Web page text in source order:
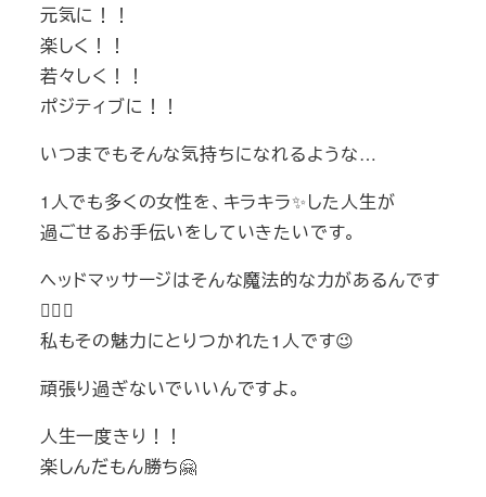
元気に！！
楽しく！！
若々しく！！
ポジティブに！！
いつまでもそんな気持ちになれるような…
1人でも多くの女性を、キラキラ✨した人生が
過ごせるお手伝いをしていきたいです。
ヘッドマッサージはそんな魔法的な力があるんです
🧙‍♀️✨
私もその魅力にとりつかれた1人です😉
頑張り過ぎないでいいんですよ。
人生一度きり！！
楽しんだもん勝ち🤗